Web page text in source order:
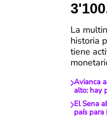
La
historia
tiene
Avianca
alto: hay
El Sena
país